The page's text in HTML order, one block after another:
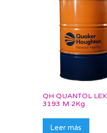
QH QUANTOL LEX
3193 M 2Kg
Leer más